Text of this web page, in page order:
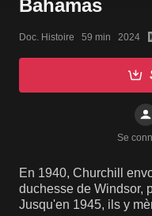
Doc. Histoire   59 min   2024
Se
En 1940, Churchill
duchesse de Windsor,
Jusqu'en 1945, ils y